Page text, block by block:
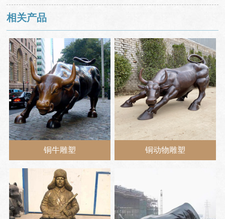
相关产品
铜牛雕塑 铜动物雕塑